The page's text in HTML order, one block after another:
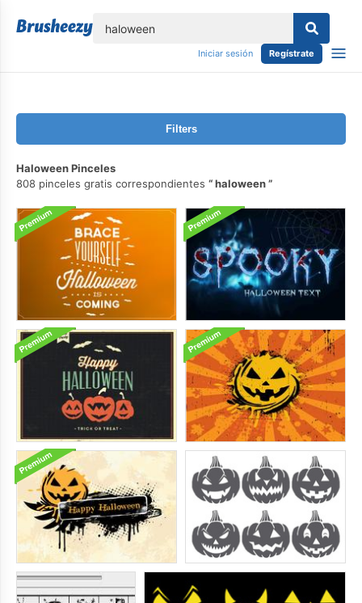
Iniciar sesión Regístrate
Filters
Haloween Pinceles
808 pinceles gratis correspondientes
haloween